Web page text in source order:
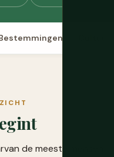
de meeste mensen